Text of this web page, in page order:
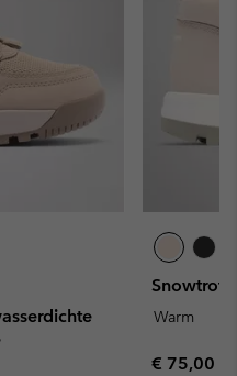
Warm
Regular
€ 75,00